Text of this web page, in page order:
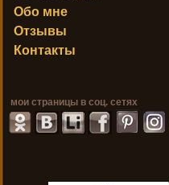
Обо мне
Отзывы
Контакты
мои страницы в соц. сетях